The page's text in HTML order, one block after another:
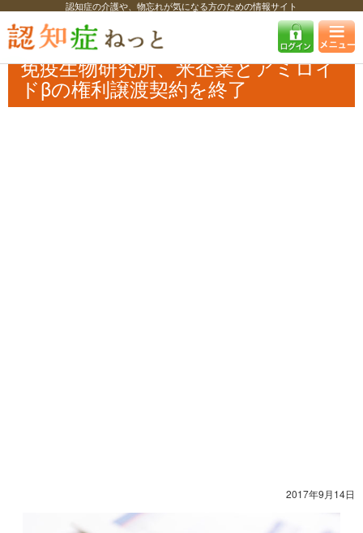
認知症の介護や、物忘れが気になる方のための情報サイト
認知症ねっと 認知症最新ニュース 自治体・企業
免疫生物研究所、米
企業とアミロイドβの権利譲渡契約を終了
免疫生物研究所、米企業とアミロイ
ドβの権利譲渡契約を終了
2017年9月14日